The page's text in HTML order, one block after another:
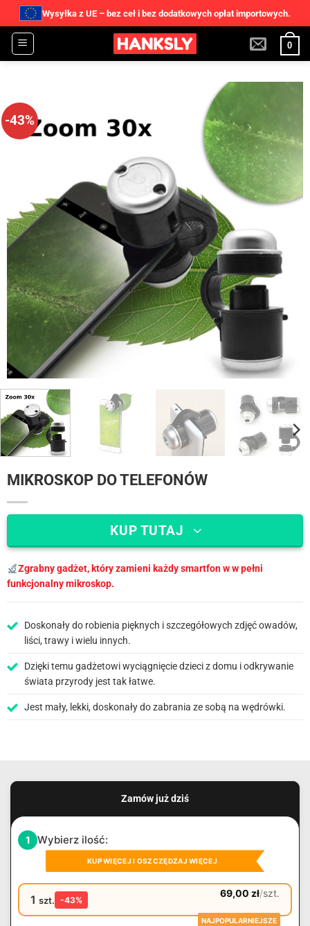
Wysyłka z UE – bez ceł i bez dodatkowych opłat importowych.
Przewiń
0
-43%
MIKROSKOP DO TELEFONÓW
KUP TUTAJ
Zgrabny gadżet, który zamieni każdy smartfon w w pełni
funkcjonalny mikroskop.
Doskonały do ​​robienia pięknych i szczegółowych zdjęć owadów,
liści, trawy i wielu innych.
Dzięki temu gadżetowi wyciągnięcie dzieci z domu i odkrywanie
świata przyrody jest tak łatwe.
Jest mały, lekki, doskonały do ​​zabrania ze sobą na wędrówki.
Zamów już dziś
1 Wybierz ilość:
KUP WIĘCEJ I OSZCZĘDZAJ WIĘCEJ
1 szt. -43%
69,00 zł/szt.
NAJPOPULARNIEJSZE